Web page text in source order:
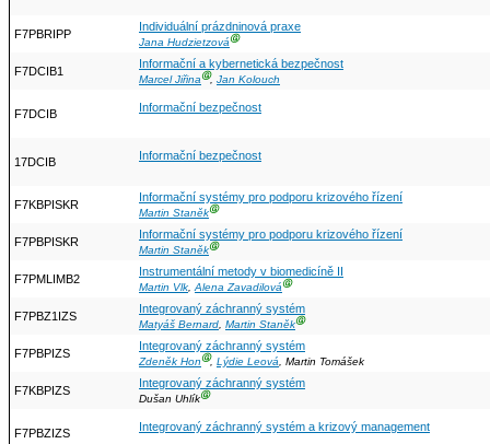
F7PBRIPP
Individuální prázdninová praxe
Jana HudzietzováⒼ
F7DCIB1
Informační a kybernetická bezpečnost
Marcel JiřinaⒼ, Jan Kolouch
F7DCIB Informační bezpečnost
17DCIB Informační bezpečnost
F7KBPISKR
Informační systémy pro podporu krizového řízení
Martin StaněkⒼ
F7PBPISKR
Informační systémy pro podporu krizového řízení
Martin StaněkⒼ
F7PMLIMB2
Instrumentální metody v biomedicíně II
Martin Vlk,Alena ZavadilováⒼ
F7PBZ1IZS
Integrovaný záchranný systém
Matyáš Bernard, Martin StaněkⒼ
F7PBPIZS
Integrovaný záchranný systém
Zdeněk HonⒼ, Lýdie Leová, Martin Tomášek
F7KBPIZS
Integrovaný záchranný systém
Dušan UhlíkⒼ
F7PBZIZS Integrovaný záchranný systém a krizový management